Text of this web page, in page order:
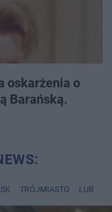
oskarżenia o
Barańską.
TRÓJMIASTO LUBLIN